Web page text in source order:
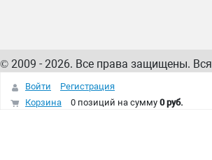
© 2009 - 2026. Все права защищены. Вся
информация на сайте – собственность
интернет-магазина
Войти
Регистрация
Корзина
0 позиций на сумму 0 руб.